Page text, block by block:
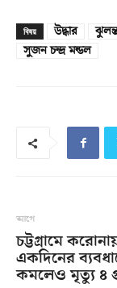
বিষয় উদ্ধার ঝুলন্ত
সুজন চন্দ্র মন্ডল
আগে
চট্টগ্রামে
একদিনের
কমলেও মৃত্যু ৪